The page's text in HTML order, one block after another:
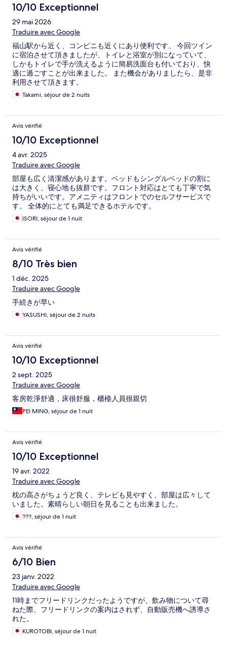
10/10 Exceptionnel
29 mai 2026
Traduire avec Google
福山駅から近く、コンビニも近くにあり便利です。 今回ツイン
に宿泊させて頂きましたが、トイレと浴室が別になっていて、
しかもトイレで手が洗えるように簡易洗面台も付いており、快
適に過ごすことが出来ました。 また機会がありましたら、是非
利用させて頂きます。
Takami, séjour de 2 nuits
Avis vérifié
10/10 Exceptionnel
4 avr. 2025
Traduire avec Google
部屋も広く清潔感があります。ベッドもシングルベッドの割に
は大きく、寝心地も抜群です。フロント対応はとても丁寧で気
持ちがいいです。アメニティはフロントでのセルフサービスで
す。 全体的にとても満足できるホテルです。
ISORI, séjour de 1 nuit
Avis vérifié
8/10 Très bien
1 déc. 2025
Traduire avec Google
手続きが早い
YASUSHI, séjour de 2 nuits
Avis vérifié
10/10 Exceptionnel
2 sept. 2025
Traduire avec Google
客房乾淨舒適，床很舒服，櫃檯人員很親切
PEI MING, séjour de 1 nuit
Avis vérifié
10/10 Exceptionnel
19 avr. 2022
Traduire avec Google
枕の高さがちょうど良く、テレビも見やすく、部屋は広々して
いました。素晴らしい朝日を見ることも出来ました。
???, séjour de 1 nuit
Avis vérifié
6/10 Bien
23 janv. 2022
Traduire avec Google
11時までフリードリンクだったようですが、飲み物について尋
ねた際、フリードリンクの案内はされず、自動販売機へ誘導さ
れた。
KUROTOBI, séjour de 1 nuit